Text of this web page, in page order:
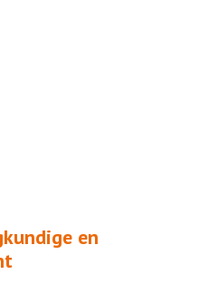
en